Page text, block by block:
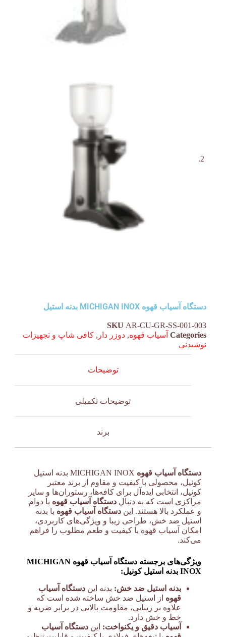
دستگاه آسیاب قهوه MICHIGAN INOX بدنه استیل
SKU AR-CU-GR-SS-001-003
Categories آسیاب قهوه, دوزر دار , کافی شاپ و تجهیزات
نوشیدنی
توضیحات
توضیحات تکمیلی
برند
دستگاه آسیاب قهوه
MICHIGAN INOX بدنه استیل
کونیل، محصولی با کیفیت و مقاوم از برند معتبر
کونیل، انتخابی ایده‌آل برای کافه‌ها، رستوران‌ها و سایر
مراکزی است که به دنبال دستگاه آسیاب قهوه با دوام
و عملکرد بالا هستند. این دستگاه آسیاب قهوه با بدنه
استیل ضد خش، طراحی زیبا و ویژگی‌های کاربردی،
امکان آسیاب قهوه با کیفیت و طعم مطلوب را فراهم
می‌کند.
ویژگی‌های برجسته دستگاه آسیاب قهوه MICHIGAN
INOX بدنه استیل کونیل:
بدنه استیل ضد خش: بدنه این دستگاه آسیاب
قهوه از استیل ضد خش ساخته شده است که
علاوه بر زیبایی، مقاومت بالایی در برابر ضربه و
خط و خش دارد.
آسیاب دقیق و یکنواخت: این دستگاه آسیاب